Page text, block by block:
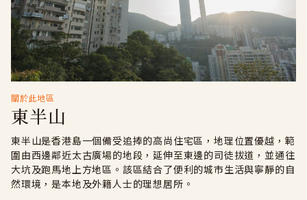
關於此地區
東半山
東半山是香港島一個備受追捧的高尚住宅區，地理位置優越，範
圍由西邊鄰近太古廣場的地段，延伸至東邊的司徒拔道，並通往
大坑及跑馬地上方地區。該區結合了便利的城市生活與寧靜的自
然環境，是本地及外籍人士的理想居所。